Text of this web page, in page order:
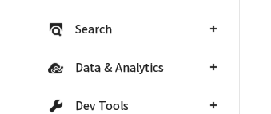
Search
Data & Analytics
Dev Tools